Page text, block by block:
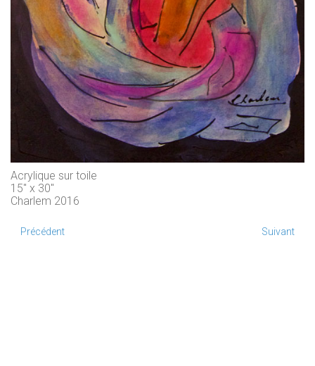
Acrylique sur toile
15" x 30"
Charlem 2016
Précédent Suivant